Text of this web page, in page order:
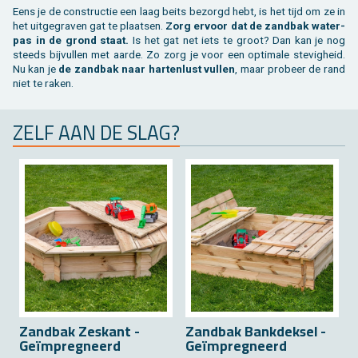
Eens je de con­struc­tie een laag beits be­zorgd hebt, is het tijd om ze in
het uit­ge­gra­ven gat te plaat­sen. Zorg er­voor dat de zand­bak wa­ter­
pas in de grond staat. Is het gat net iets te groot? Dan kan je nog
steeds bij­vul­len met aarde. Zo zorg je voor een op­ti­ma­le ste­vig­heid.
Nu kan je de zand­bak naar har­ten­lust vul­len , maar pro­beer de rand
niet te raken.
ZELF AAN DE SLAG?
Zand­bak Zes­kant -
Geïmpreg­neerd
Zand­bak Bank­dek­sel -
Geïmpreg­neerd